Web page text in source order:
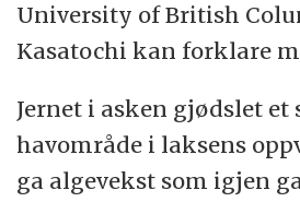
University of British
Kasatochi kan forklare
Jernet i asken gjødslet et
havområde i laksens
ga algevekst som igjen